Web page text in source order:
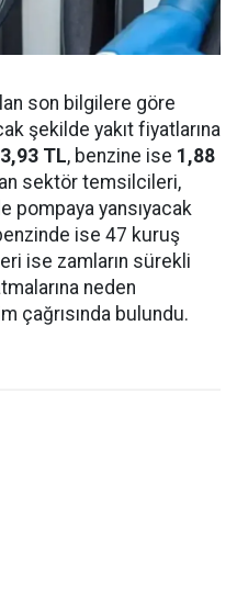
son bilgilere göre
şekilde yakıt fiyatlarına
3,93 TL, benzine ise 1,88
sektör temsilcileri,
pompaya yansıyacak
ise 47 kuruş
ise zamların sürekli
neden
çağrısında bulundu.